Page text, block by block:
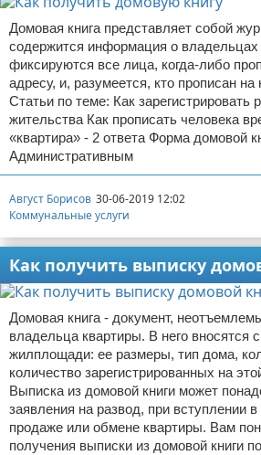
Домовая книга представляет собой
содержится информация о
фиксируются все лица, когда-либо
адресу, и, разумеется, кто прописан
Статьи по теме: Как зарегистрировать
жительства Как прописать человека
«квартира» - 2 ответа Форма домовой
Административным
Август Борисов 30-06-2019 12:02
Коммунальные услуги
Как получить выписку
Домовая книга - документ,
владельца квартиры. В него вносятся
жилплощади: ее размеры, тип дома,
количество зарегистрированных на
Выписка из домовой книги может
заявления на развод, при вступлении
продаже или обмене квартиры. Вам
получения выписки из домовой книги